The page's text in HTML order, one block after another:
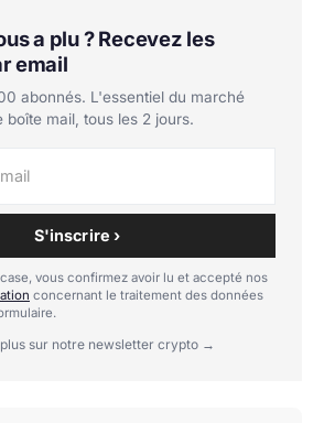
a plu ? Recevez les
email
abonnés. L'essentiel du marché
mail, tous les 2 jours.
S'inscrire ›
vous confirmez avoir lu et accepté nos
concernant le traitement des données
sur notre newsletter crypto →